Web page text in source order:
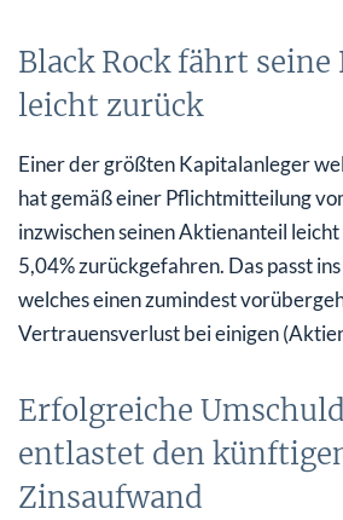
Black Rock fährt
leicht zurück
Einer der größten Kapitalanleger
hat gemäß einer Pflichtmitteilung
inzwischen seinen Aktienanteil
5,04% zurückgefahren. Das passt
welches einen zumindest
Vertrauensverlust bei einigen
Erfolgreiche
entlastet den
Zinsaufwand